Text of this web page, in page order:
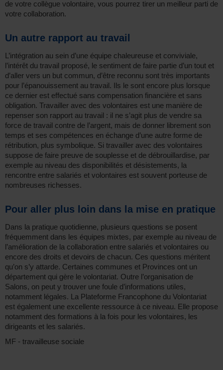
de votre collègue volontaire, vous pourrez tirer un meilleur parti de
votre collaboration.
Un autre rapport au travail
L’intégration au sein d’une équipe chaleureuse et conviviale,
l’intérêt du travail proposé, le sentiment de faire partie d’un tout et
d’aller vers un but commun, d’être reconnu sont très importants
pour l’épanouissement au travail. Ils le sont encore plus lorsque
ce dernier est effectué sans compensation financière et sans
obligation. Travailler avec des volontaires est une manière de
repenser son rapport au travail : il ne s’agit plus de vendre sa
force de travail contre de l’argent, mais de donner librement son
temps et ses compétences en échange d’une autre forme de
rétribution, plus symbolique. Si travailler avec des volontaires
suppose de faire preuve de souplesse et de débrouillardise, par
exemple au niveau des disponibilités et désistements, la
rencontre entre salariés et volontaires est souvent porteuse de
nombreuses richesses.
Pour aller plus loin dans la mise en pratique
Dans la pratique quotidienne, plusieurs questions se posent
fréquemment dans les équipes mixtes, par exemple au niveau de
l’amélioration de la collaboration entre salariés et volontaires ou
encore des droits et devoirs de chacun. Ces questions méritent
qu’on s’y attarde. Certaines communes et Provinces ont un
département qui gère le volontariat. Outre l’organisation de
Salons, on peut y trouver une foule d’informations utiles,
notamment légales. La Plateforme Francophone du Volontariat
est également une excellente ressource à ce niveau. Elle propose
notamment des formations à la fois pour les volontaires, les
dirigeants et les salariés.
MF - travailleuse sociale